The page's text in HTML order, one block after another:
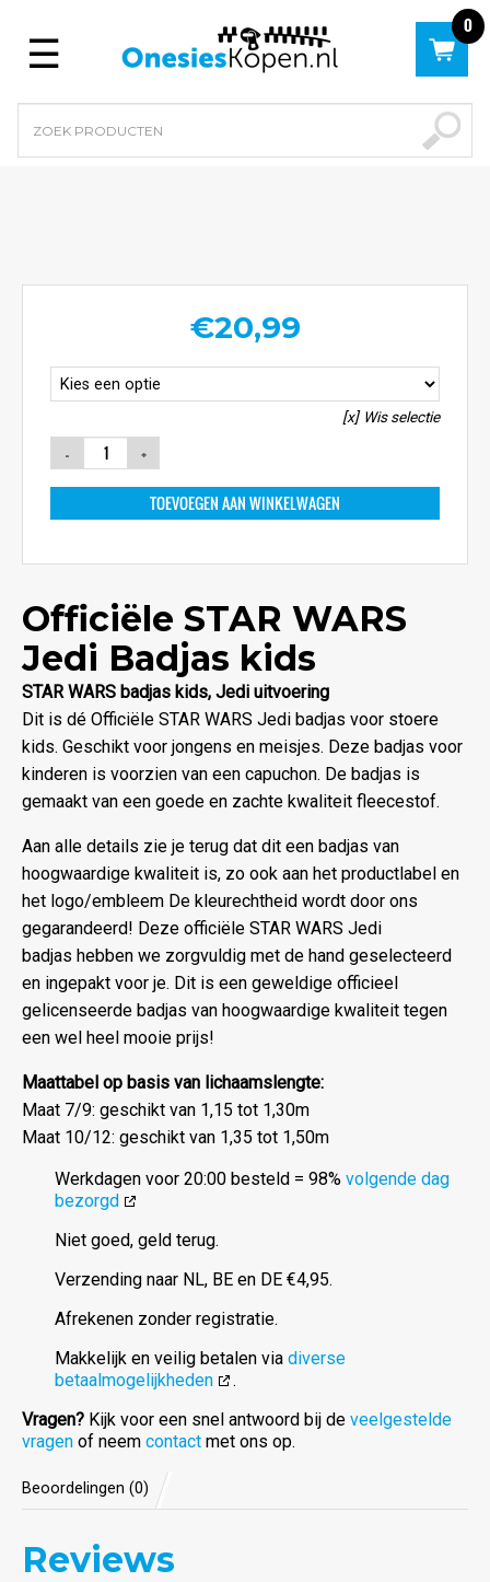
Menu
0
€20,99
Wis selectie
TOEVOEGEN AAN WINKELWAGEN
Officiële STAR WARS
Jedi Badjas kids
STAR WARS badjas kids, Jedi uitvoering
Dit is dé Officiële STAR WARS Jedi badjas voor stoere
kids. Geschikt voor jongens en meisjes. Deze badjas voor
kinderen is voorzien van een capuchon. De badjas is
gemaakt van een goede en zachte kwaliteit fleecestof.
Aan alle details zie je terug dat dit een badjas van
hoogwaardige kwaliteit is, zo ook aan het productlabel en
het logo/embleem De kleurechtheid wordt door ons
gegarandeerd! Deze officiële STAR WARS Jedi
badjas hebben we zorgvuldig met de hand geselecteerd
en ingepakt voor je. Dit is een geweldige officieel
gelicenseerde badjas van hoogwaardige kwaliteit tegen
een wel heel mooie prijs!
Maattabel op basis van lichaamslengte:
Maat 7/9: geschikt van 1,15 tot 1,30m
Maat 10/12: geschikt van 1,35 tot 1,50m
Werkdagen voor 20:00 besteld = 98% volgende dag
bezorgd
Niet goed, geld terug.
Verzending naar NL, BE en DE €4,95.
Afrekenen zonder registratie.
Makkelijk en veilig betalen via diverse
betaalmogelijkheden
.
Vragen? Kijk voor een snel antwoord bij de veelgestelde
vragen of neem contact met ons op.
Beoordelingen (0)
Reviews